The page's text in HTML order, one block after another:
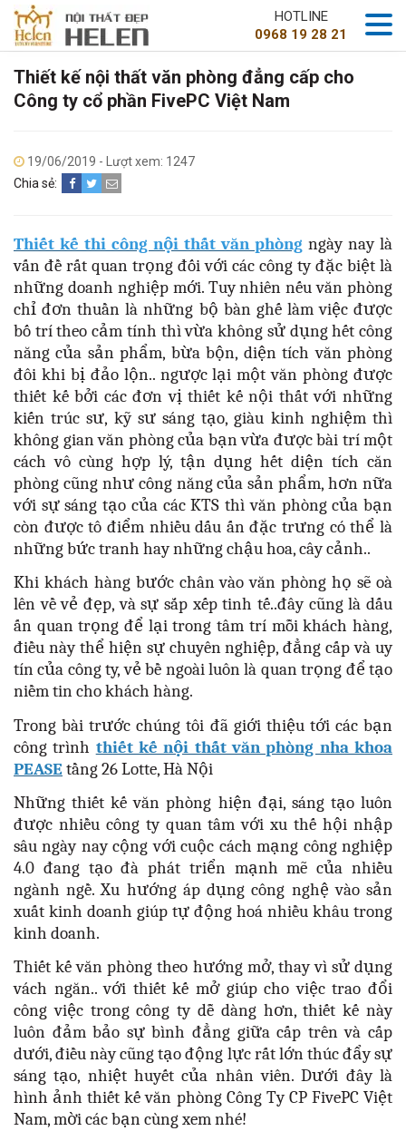
HOTLINE
0968 19 28 21
Thiết kế nội thất văn phòng đẳng cấp cho
Công ty cổ phần FivePC Việt Nam
19/06/2019 - Lượt xem: 1247
Chia sẻ:
Thiết kế thi công nội thất văn phòng ngày nay là
vấn đề rất quan trọng đối với các công ty đặc biệt là
những doanh nghiệp mới. Tuy nhiên nếu văn phòng
chỉ đơn thuần là những bộ bàn ghế làm việc được
bố trí theo cảm tính thì vừa không sử dụng hết công
năng của sản phẩm, bừa bộn, diện tích văn phòng
đôi khi bị đảo lộn.. ngược lại một văn phòng được
thiết kế bởi các đơn vị thiết kế nội thất với những
kiến trúc sư, kỹ sư sáng tạo, giàu kinh nghiệm thì
không gian văn phòng của bạn vừa được bài trí một
cách vô cùng hợp lý, tận dụng hết diện tích căn
phòng cũng như công năng của sản phẩm, hơn nữa
với sự sáng tạo của các KTS thì văn phòng của bạn
còn được tô điểm nhiều dấu ấn đặc trưng có thể là
những bức tranh hay những chậu hoa, cây cảnh..
Khi khách hàng bước chân vào văn phòng họ sẽ oà
lên về vẻ đẹp, và sự sắp xếp tinh tế..đây cũng là dấu
ấn quan trọng để lại trong tâm trí mỗi khách hàng,
điều này thể hiện sự chuyên nghiệp, đẳng cấp và uy
tín của công ty, vẻ bề ngoài luôn là quan trọng để tạo
niềm tin cho khách hàng.
Trong bài trước chúng tôi đã giới thiệu tới các bạn
công trình thiết kế nội thất văn phòng nha khoa
PEASE tầng 26 Lotte, Hà Nội
Những thiết kế văn phòng hiện đại, sáng tạo luôn
được nhiều công ty quan tâm với xu thế hội nhập
sâu ngày nay cộng với cuộc cách mạng công nghiệp
4.0 đang tạo đà phát triển mạnh mẽ của nhiều
ngành ngề. Xu hướng áp dụng công nghệ vào sản
xuất kinh doanh giúp tự động hoá nhiều khâu trong
kinh doanh.
Thiết kế văn phòng theo hướng mở, thay vì sử dụng
vách ngăn.. với thiết kế mở giúp cho việc trao đổi
công việc trong công ty dễ dàng hơn, thiết kế này
luôn đảm bảo sự bình đẳng giữa cấp trên và cấp
dưới, điều này cũng tạo động lực rất lớn thúc đẩy sự
sáng tạo, nhiệt huyết của nhân viên. Dưới đây là
hình ảnh thiết kế văn phòng Công Ty CP FivePC Việt
Nam, mời các bạn cùng xem nhé!